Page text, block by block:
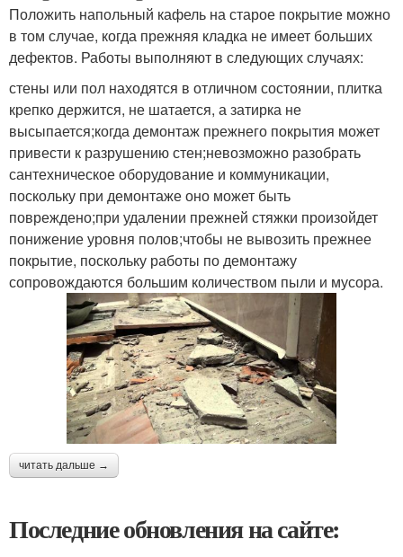
Положить напольный кафель на старое покрытие можно
в том случае, когда прежняя кладка не имеет больших
дефектов. Работы выполняют в следующих случаях:
стены или пол находятся в отличном состоянии, плитка
крепко держится, не шатается, а затирка не
высыпается;когда демонтаж прежнего покрытия может
привести к разрушению стен;невозможно разобрать
сантехническое оборудование и коммуникации,
поскольку при демонтаже оно может быть
повреждено;при удалении прежней стяжки произойдет
понижение уровня полов;чтобы не вывозить прежнее
покрытие, поскольку работы по демонтажу
сопровождаются большим количеством пыли и мусора.
читать дальше →
Последние обновления на сайте: